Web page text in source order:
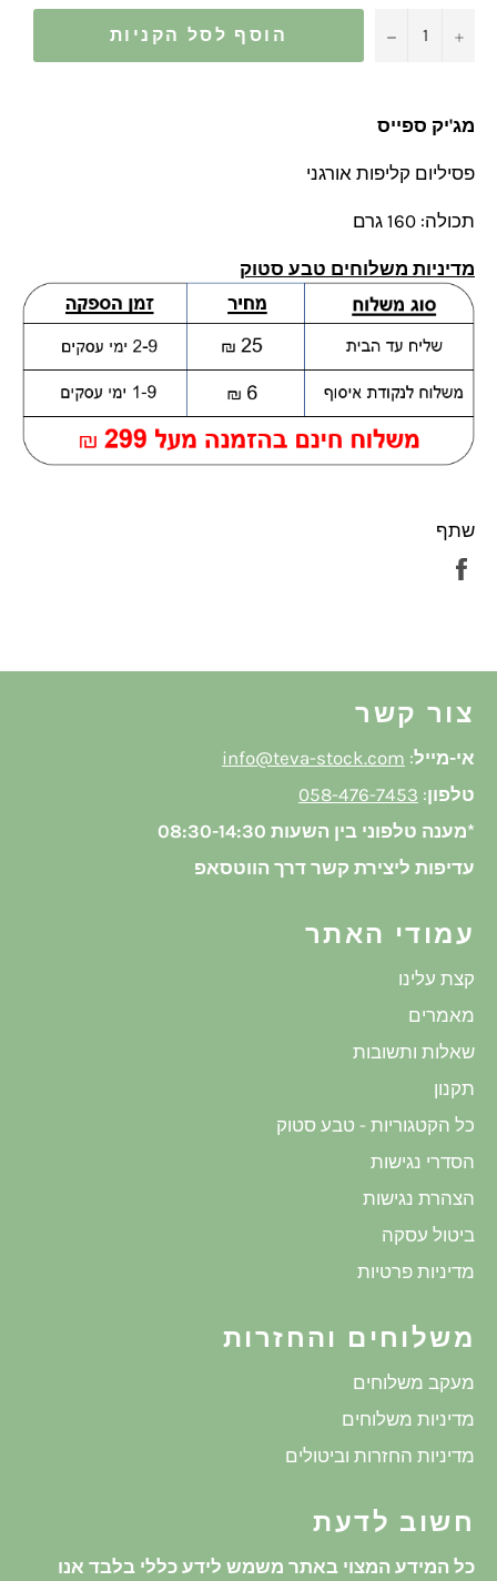
− + הוסף לסל הקניות
מג'יק ספייס
פסיליום קליפות אורגני
תכולה: 160 גרם
מדיניות משלוחים טבע סטוק
שתף
צור קשר
אי-מייל:
info@teva-stock.com
טלפון:
058-476-7453
*מענה טלפוני בין השעות 08:30-14:30
עדיפות ליצירת קשר דרך הווטסאפ
עמודי האתר
קצת עלינו
מאמרים
שאלות ותשובות
תקנון
כל הקטגוריות - טבע סטוק
הסדרי נגישות
הצהרת נגישות
ביטול עסקה
מדיניות פרטיות
משלוחים והחזרות
מעקב משלוחים
מדיניות משלוחים
מדיניות החזרות וביטולים
חשוב לדעת
כל המידע המצוי באתר משמש לידע כללי בלבד אנו